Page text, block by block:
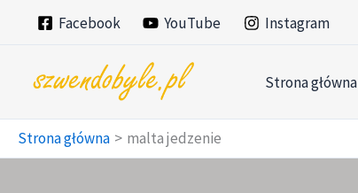
Facebook YouTube Instagram
Strona główna
Strona główna malta jedzenie